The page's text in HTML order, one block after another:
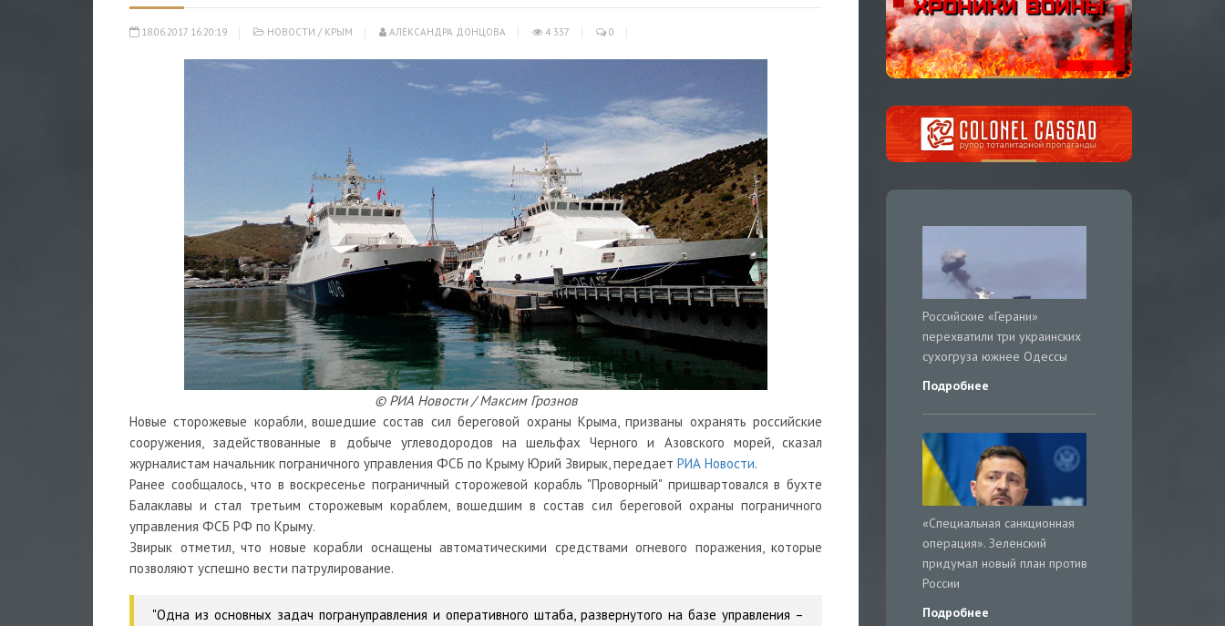
18.06.2017 16:20:19 НОВОСТИ / КРЫМ АЛЕКСАНДРА ДОНЦОВА 4 337 0
© РИА Новости / Максим Грознов
Новые сторожевые корабли, вошедшие состав сил береговой охраны Крыма, призваны охранять российские
сооружения, задействованные в добыче углеводородов на шельфах Черного и Азовского морей, сказал
журналистам начальник пограничного управления ФСБ по Крыму Юрий Звирык, передает РИА Новости.
Ранее сообщалось, что в воскресенье пограничный сторожевой корабль "Проворный" пришвартовался в бухте
Балаклавы и стал третьим сторожевым кораблем, вошедшим в состав сил береговой охраны пограничного
управления ФСБ РФ по Крыму.
Звирык отметил, что новые корабли оснащены автоматическими средствами огневого поражения, которые
позволяют успешно вести патрулирование.
"Одна из основных задач погрануправления и оперативного штаба, развернутого на базе управления –
Российские «Герани»
перехватили три украинских
сухогруза южнее Одессы
Подробнее
«Специальная санкционная
операция». Зеленский
придумал новый план против
России
Подробнее